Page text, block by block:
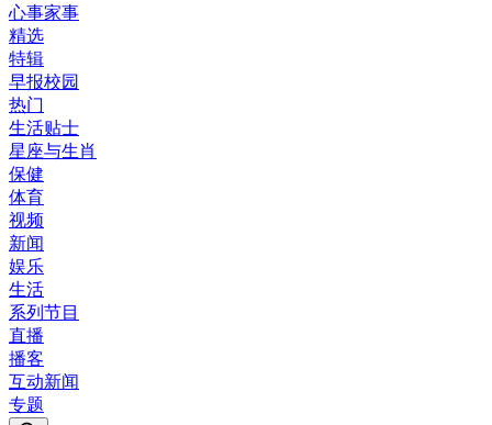
心事家事
精选
特辑
早报校园
热门
生活贴士
星座与生肖
保健
体育
视频
新闻
娱乐
生活
系列节目
直播
播客
互动新闻
专题